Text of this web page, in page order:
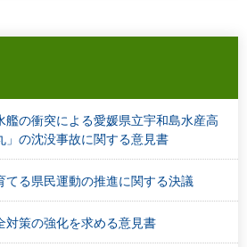
艦の衝突による愛媛県立宇和島水産高
」の沈没事故に関する意見書
てる県民運動の推進に関する決議
対策の強化を求める意見書